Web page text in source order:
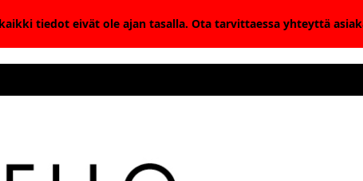
tiedot eivät ole ajan tasalla. Ota tarvittaessa yhteyttä